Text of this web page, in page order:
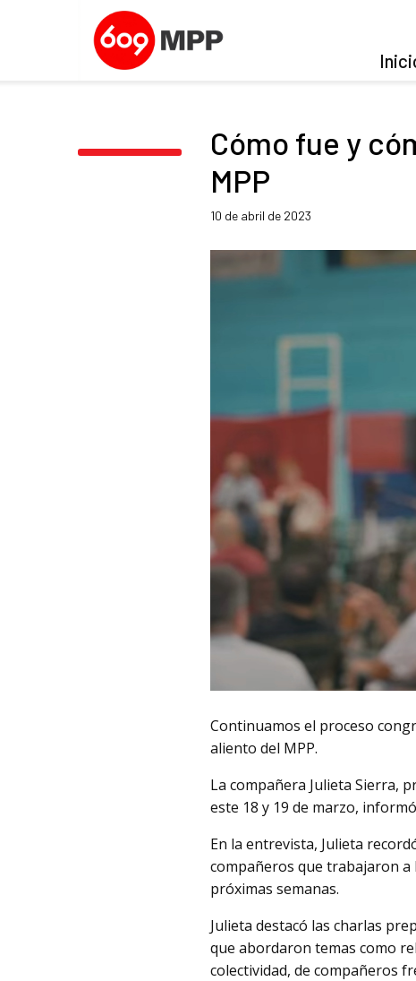
Cómo fue y
MPP
10 de abril de 2023
Continuamos el proceso
aliento del MPP.
La compañera Julieta Sierra,
este 18 y 19 de marzo,
En la entrevista, Julieta
compañeros que trabajaron a
próximas semanas.
Julieta destacó las charlas
que abordaron temas como
colectividad, de compañeros